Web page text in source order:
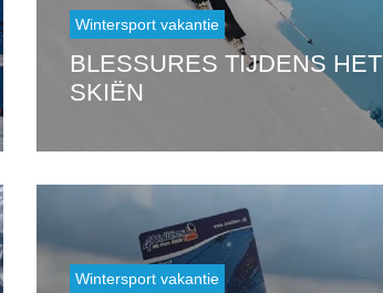
Wintersport vakantie
BLESSURES TIJDENS HET
SKIËN
Wintersport vakantie